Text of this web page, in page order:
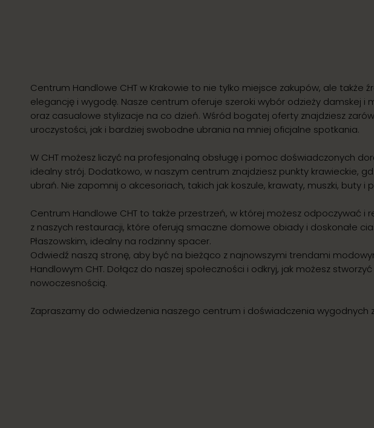
Centrum Handlowe CHT w Krakowie to nie tylko miejsce zakupów, ale także
elegancję i wygodę. Nasze centrum oferuje szeroki wybór odzieży damskej i
oraz casualowe stylizacje na co dzień. Wśród bogatej oferty znajdziesz
uroczystości, jak i bardziej swobodne ubrania na mniej oficjalne spotkania.
W CHT możesz liczyć na profesjonalną obsługę i pomoc doświadczonych
idealny strój. Dodatkowo, w naszym centrum znajdziesz punkty krawieckie,
ubrań. Nie zapomnij o akcesoriach, takich jak koszule, krawaty, muszki, buty i
Centrum Handlowe CHT to także przestrzeń, w której możesz odpoczywać i
z naszych restauracji, które oferują smaczne domowe obiady i doskonałe
Płaszowskim, idealny na rodzinny spacer.
Odwiedź naszą stronę, aby być na bieżąco z najnowszymi trendami
Handlowym CHT. Dołącz do naszej społeczności i odkryj, jak możesz
nowoczesnością.
Zapraszamy do odwiedzenia naszego centrum i doświadczenia wygodnych